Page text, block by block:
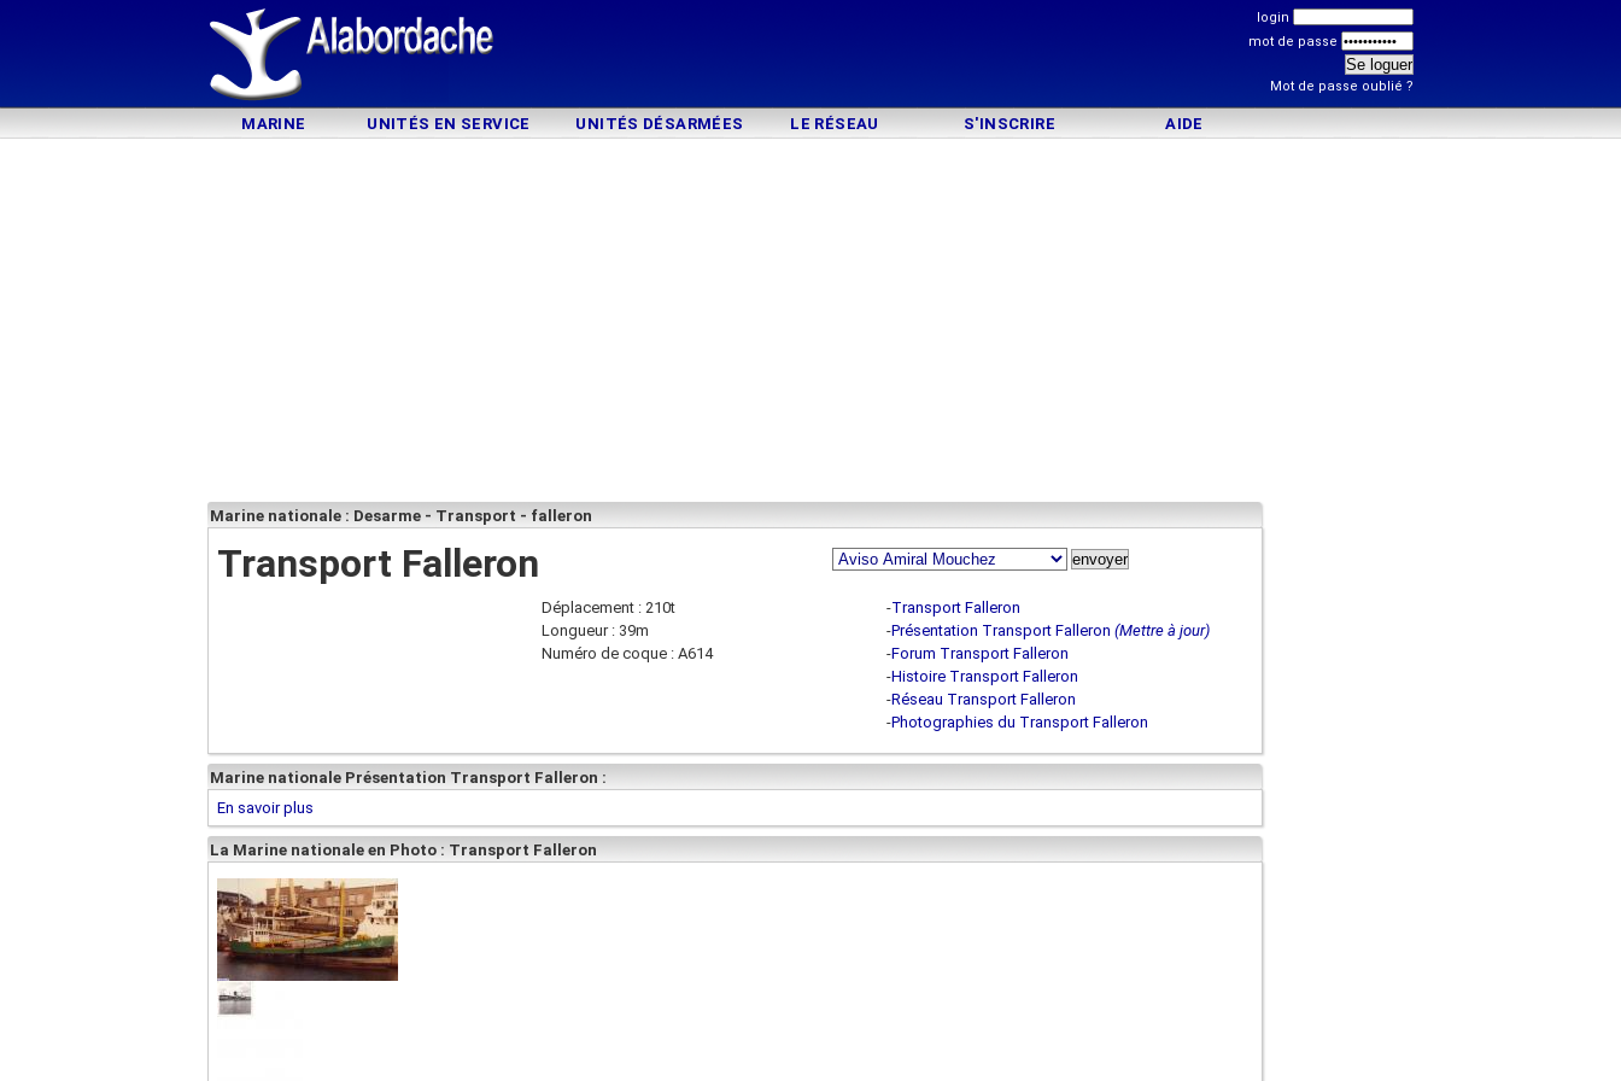
login
mot de passe
Mot de passe oublié ?
MARINE UNITÉS EN SERVICE UNITÉS DÉSARMÉES LE RÉSEAU S'INSCRIRE AIDE
Marine nationale : Desarme - Transport - falleron
Transport Falleron
Déplacement : 210t
Longueur : 39m
Numéro de coque : A614
-Transport Falleron
-Présentation Transport Falleron (Mettre à jour)
-Forum Transport Falleron
-Histoire Transport Falleron
-Réseau Transport Falleron
-Photographies du Transport Falleron
Marine nationale Présentation Transport Falleron :
En savoir plus
La Marine nationale en Photo : Transport Falleron